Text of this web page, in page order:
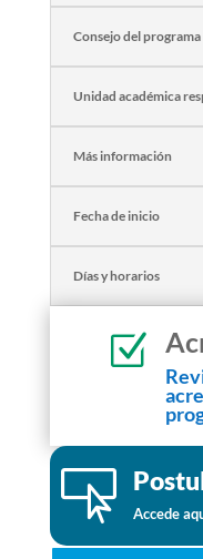
Consejo del programa
Unidad académica
Más información
Fecha de inicio
Días y horarios
Z
 Accede